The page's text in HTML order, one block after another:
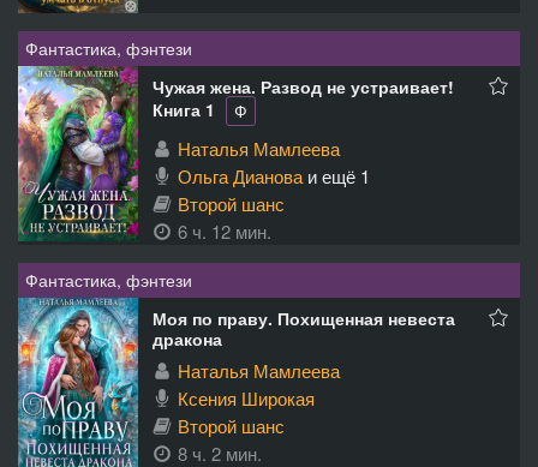
Фантастика, фэнтези
Чужая жена. Развод не устраивает!
Книга 1
Ф
Наталья Мамлеева
Ольга Дианова и ещё 1
Второй шанс
6 ч. 12 мин.
Фантастика, фэнтези
Моя по праву. Похищенная невеста
дракона
Наталья Мамлеева
Ксения Широкая
Второй шанс
8 ч. 2 мин.